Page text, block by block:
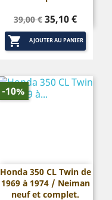
Prix
de
base
39,00 € Prix
35,10 €
 AJOUTER AU PANIER
Honda 350 CL Twin de
1969 à 1974 / Neiman
neuf et complet.
-10%